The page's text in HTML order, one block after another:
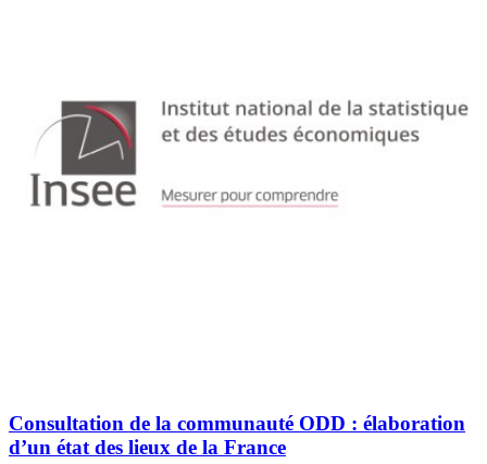
Consultation de la communauté ODD : élaboration
d’un état des lieux de la France